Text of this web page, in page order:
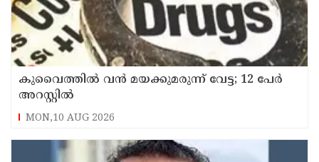
കുവൈത്തില്‍ വന്‍ മയക്കുമരുന്ന് വേട്ട; 12 പേര്‍
അറസ്റ്റില്‍
MON,10 AUG 2026